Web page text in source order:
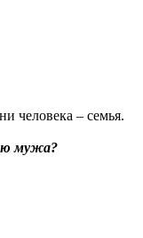
человека – семья.
мужа?